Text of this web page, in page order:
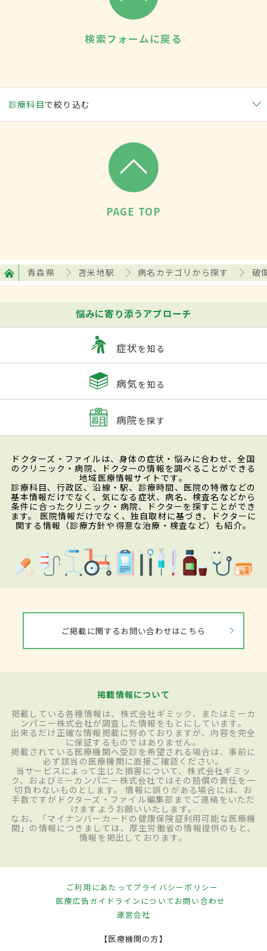
検索フォームに戻る
診療科目で絞り込む
PAGE TOP
青森県 苫米地駅 病名カテゴリから探す 破
悩みに寄り添うアプローチ
症状を知る
病気を知る
病院を探す
ドクターズ・ファイルは、身体の症状・悩みに合わせ、全国
のクリニック・病院、ドクターの情報を調べることができる
地域医療情報サイトです。
診療科目、行政区、沿線・駅、診療時間、医院の特徴などの
基本情報だけでなく、気になる症状、病名、検査名などから
条件に合ったクリニック・病院、ドクターを探すことができ
ます。 医院情報だけでなく、独自取材に基づき、ドクターに
関する情報（診療方針や得意な治療・検査など）も紹介。
ご掲載に関するお問い合わせはこちら
掲載情報について
掲載している各種情報は、株式会社ギミック、またはミーカ
ンパニー株式会社が調査した情報をもとにしています。
出来るだけ正確な情報掲載に努めておりますが、内容を完全
に保証するものではありません。
掲載されている医療機関へ受診を希望される場合は、事前に
必ず該当の医療機関に直接ご確認ください。
当サービスによって生じた損害について、株式会社ギミッ
ク、およびミーカンパニー株式会社ではその賠償の責任を一
切負わないものとします。 情報に誤りがある場合には、お
手数ですがドクターズ・ファイル編集部までご連絡をいただ
けますようお願いいたします。
なお、「マイナンバーカードの健康保険証利用可能な医療機
関」の情報につきましては、厚生労働省の情報提供のもと、
情報を掲出しております。
ご利用にあたってプライバシーポリシー
医療広告ガイドラインについてお問い合わせ
運営会社
【医療機関の方】